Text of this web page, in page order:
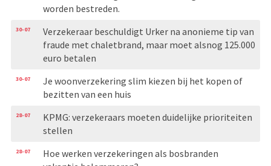
worden bestreden.
30-07
Verzekeraar beschuldigt Urker na anonieme tip van
fraude met chaletbrand, maar moet alsnog 125.000
euro betalen
30-07
Je woonverzekering slim kiezen bij het kopen of
bezitten van een huis
28-07
KPMG: verzekeraars moeten duidelijke prioriteiten
stellen
28-07
Hoe werken verzekeringen als bosbranden